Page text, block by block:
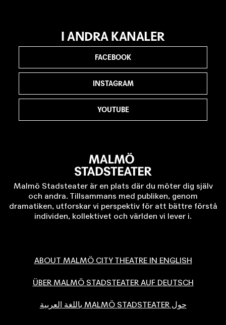
Malmö Stadsteater är en plats där du möter dig själv
och andra. Tillsammans med publiken, genom
dramatiken, utforskar vi perspektiv för att bättre förstå
individen, kollektivet och världen vi lever i.
ABOUT MALMÖ CITY THEATRE IN ENGLISH
ÜBER MALMÖ STADSTEATER AUF DEUTSCH
حول MALMÖ STADSTEATER باللغة العربية
I ANDRA KANALER
FACEBOOK
INSTAGRAM
YOUTUBE